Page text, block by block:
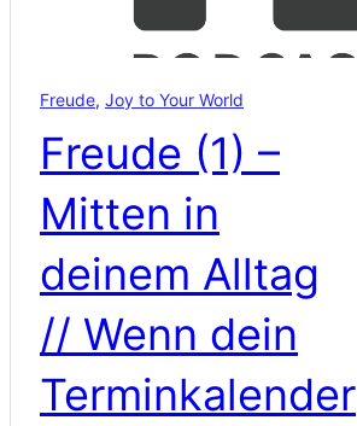
Freude, Joy to Your World
Freude (1) –
Mitten in
deinem Alltag
// Wenn dein
Terminkalender